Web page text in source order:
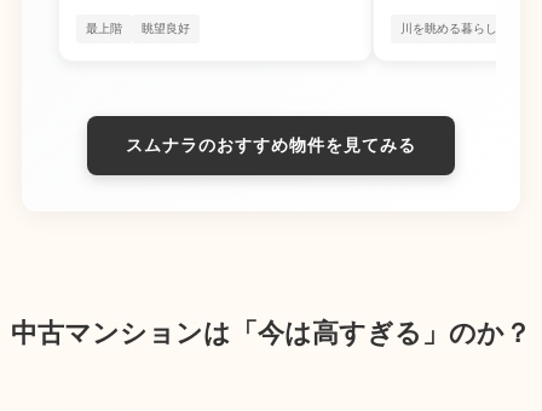
最上階 眺望良好 川を眺める暮らし
スムナラのおすすめ物件を見てみる
中古マンションは「今は高すぎる」のか？